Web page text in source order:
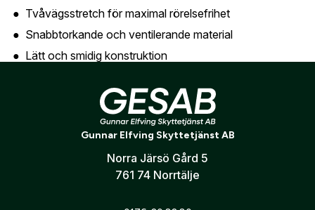
Tvåvägsstretch för maximal rörelsefrihet
Snabbtorkande och ventilerande material
Lätt och smidig konstruktion
Justerbar nederkant med dragsko
Hög krage med hakskydd
Två sidfickor med dragkedja
GESABspersonuppgiftspolicy.
Gunnar Elfving Skyttetjänst AB
Norra Järsö Gård 5
761 74 Norrtälje